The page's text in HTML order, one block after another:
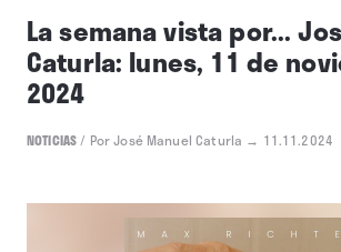
La semana vista por...
Caturla: lunes, 11 de
2024
NOTICIAS/ Por José Manuel Caturla → 11.11.2024